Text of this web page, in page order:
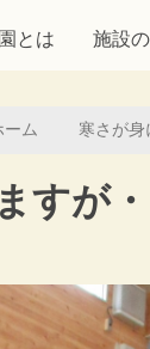
とは 施設
ーム 寒さが身
すが・